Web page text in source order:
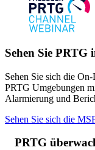
Sehen Sie PRTG
Sehen Sie sich die
PRTG Umgebungen
Alarmierung und
Sehen Sie sich die
PRTG